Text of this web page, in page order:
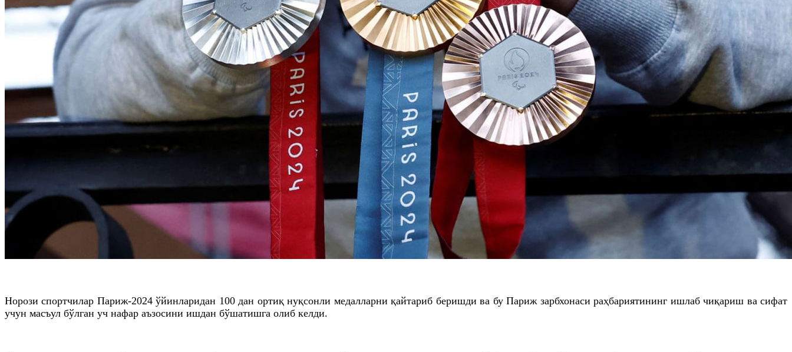
Норози спортчилар Париж-2024 ўйинларидан 100 дан ортиқ нуқсонли медалларни қайтариб беришди ва бу Париж зарбхонаси раҳбариятининг ишлаб чиқариш ва сифат
учун масъул бўлган уч нафар аъзосини ишдан бўшатишга олиб келди.